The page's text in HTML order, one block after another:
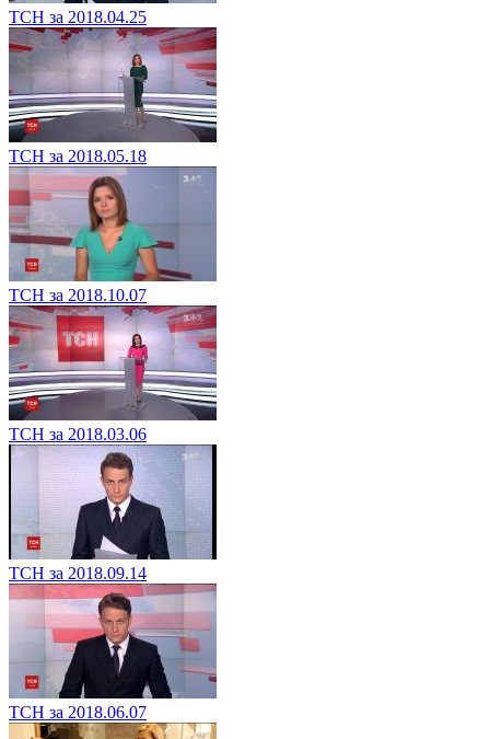
ТСН за 2018.04.25
ТСН за 2018.05.18
ТСН за 2018.10.07
ТСН за 2018.03.06
ТСН за 2018.09.14
ТСН за 2018.06.07